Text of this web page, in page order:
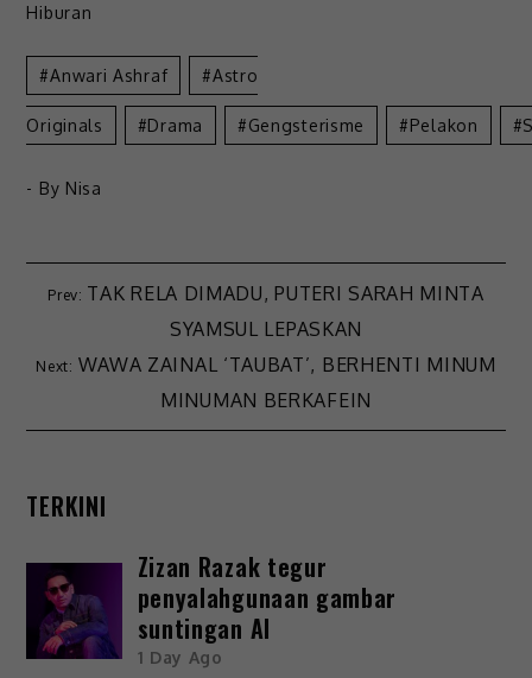
Hiburan
Anwari Ashraf Astro
Originals Drama Gengsterisme Pelakon
- By Nisa
TAK RELA DIMADU, PUTERI SARAH MINTA
SYAMSUL LEPASKAN
WAWA ZAINAL ‘TAUBAT’, BERHENTI MINUM
MINUMAN BERKAFEIN
TERKINI
Zizan Razak tegur
penyalahgunaan gambar
suntingan AI
1 Day Ago